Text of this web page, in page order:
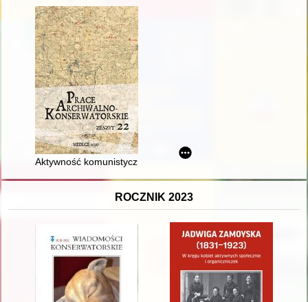
Aktywność komunistyczna w Siedlcach i powiecie siedleckim
ROCZNIK 2023